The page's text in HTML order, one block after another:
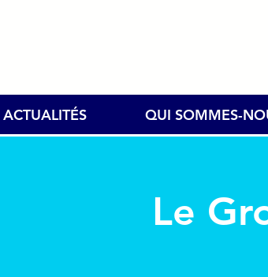
ACTUALITÉS QUI SOMMES-
Le